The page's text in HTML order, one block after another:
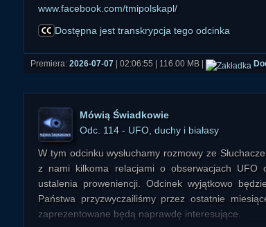
START 00:00:00
Medytacja Wyrażanie Wdzięczności 00:07:32
www.facebook.com/tmipolskapl/
Dostępna jest transkrypcja tego odcinka
Premiera: 2026-07-07 | 02:06:55 | 116.00 MB |
Mówią Świadkowie
Odc. 114 - UFO, duchy i białasy
W tym odcinku wysłuchamy rozmowy ze
z nami kilkoma relacjami o obserwacjach
ustalenia proweniencji. Odcinek wyjątkowo
Państwa przyzwyczailiśmy przez ostatnie
zaprezentowane będą naprawdę interesujące.